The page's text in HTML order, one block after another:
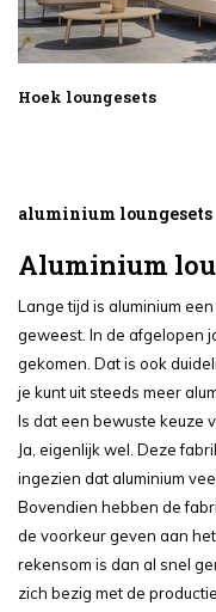
Hoek loungesets
aluminium loungesets
Aluminium
Lange tijd is aluminium
geweest. In de afgelopen
gekomen. Dat is ook
je kunt uit steeds meer
Is dat een bewuste keuze
Ja, eigenlijk wel. Deze
ingezien dat aluminium
Bovendien hebben de
de voorkeur geven aan
rekensom is dan al snel
zich bezig met de